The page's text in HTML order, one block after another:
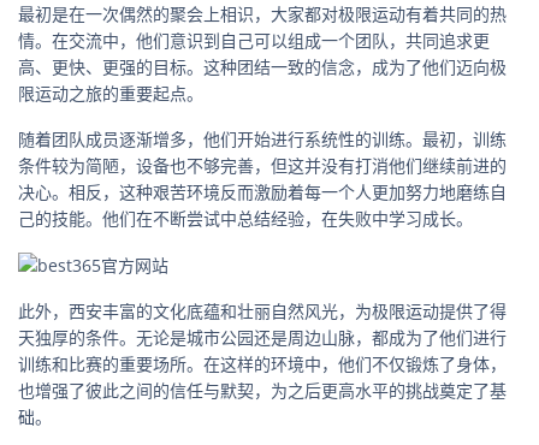
最初是在一次偶然的聚会上相识，大家都对极限运动有着共同的热
情。在交流中，他们意识到自己可以组成一个团队，共同追求更
高、更快、更强的目标。这种团结一致的信念，成为了他们迈向极
限运动之旅的重要起点。
随着团队成员逐渐增多，他们开始进行系统性的训练。最初，训练
条件较为简陋，设备也不够完善，但这并没有打消他们继续前进的
决心。相反，这种艰苦环境反而激励着每一个人更加努力地磨练自
己的技能。他们在不断尝试中总结经验，在失败中学习成长。
此外，西安丰富的文化底蕴和壮丽自然风光，为极限运动提供了得
天独厚的条件。无论是城市公园还是周边山脉，都成为了他们进行
训练和比赛的重要场所。在这样的环境中，他们不仅锻炼了身体，
也增强了彼此之间的信任与默契，为之后更高水平的挑战奠定了基
础。